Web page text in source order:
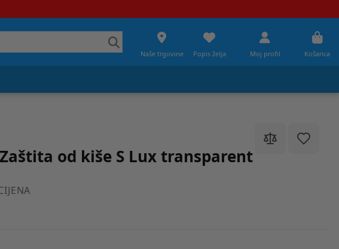
Naše trgovine Popis želja Moj profil Košarica
Zaštita od kiše S Lux transparent